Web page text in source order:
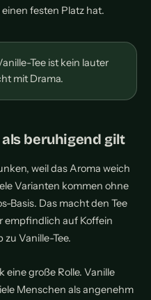
festen Platz hat.
Tee ist kein lauter
mit Drama.
als beruhigend gilt
weil das Aroma weich
Varianten kommen ohne
Basis. Das macht den Tee
empfindlich auf Koffein
Vanille-Tee.
große Rolle. Vanille
Menschen als angenehm